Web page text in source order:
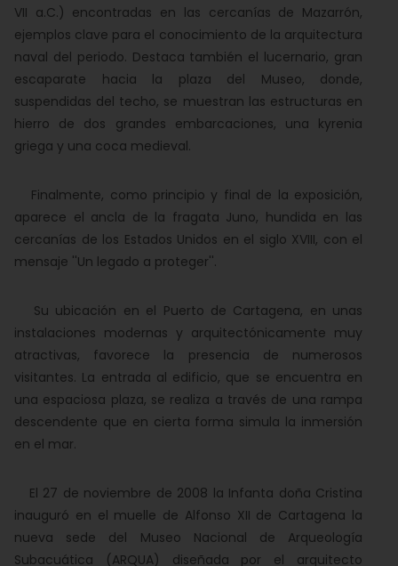
VII a.C.) encontradas en las cercanías de Mazarrón,
ejemplos clave para el conocimiento de la arquitectura
naval del periodo. Destaca también el lucernario, gran
escaparate hacia la plaza del Museo, donde,
suspendidas del techo, se muestran las estructuras en
hierro de dos grandes embarcaciones, una kyrenia
griega y una coca medieval.
Finalmente, como principio y final de la exposición,
aparece el ancla de la fragata Juno, hundida en las
cercanías de los Estados Unidos en el siglo XVIII, con el
mensaje ''Un legado a proteger''.
Su ubicación en el Puerto de Cartagena, en unas
instalaciones modernas y arquitectónicamente muy
atractivas, favorece la presencia de numerosos
visitantes. La entrada al edificio, que se encuentra en
una espaciosa plaza, se realiza a través de una rampa
descendente que en cierta forma simula la inmersión
en el mar.
El 27 de noviembre de 2008 la Infanta doña Cristina
inauguró en el muelle de Alfonso XII de Cartagena la
nueva sede del Museo Nacional de Arqueología
Subacuática (ARQUA) diseñada por el arquitecto